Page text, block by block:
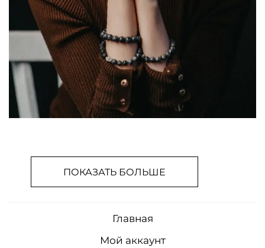
ПОКАЗАТЬ БОЛЬШЕ
Главная
Мой аккаунт